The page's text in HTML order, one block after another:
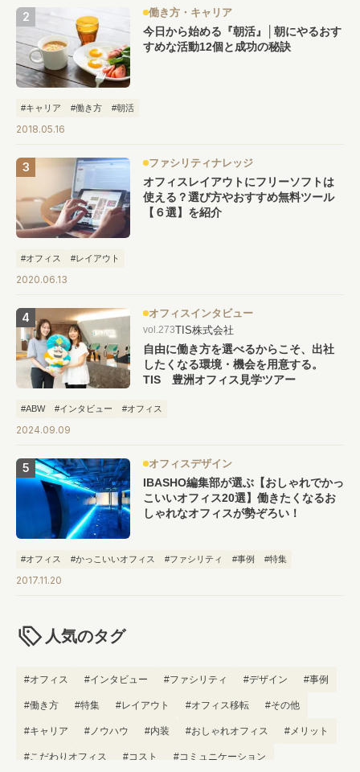
働き方・キャリア
今日から始める『朝活』│朝にやるおす
すめな活動12個と成功の秘訣
#キャリア #働き方 #朝活
2018.05.16
ファシリティナレッジ
オフィスレイアウトにフリーソフトは
使える？選び方やおすすめ無料ツール
【６選】を紹介
#オフィス #レイアウト
2020.06.13
オフィスインタビュー
vol.273TIS株式会社
自由に働き方を選べるからこそ、出社
したくなる環境・機会を用意する。
TIS 豊洲オフィス見学ツアー
#ABW #インタビュー #オフィス
2024.09.09
オフィスデザイン
IBASHO編集部が選ぶ【おしゃれでかっ
こいいオフィス20選】働きたくなるお
しゃれなオフィスが勢ぞろい！
#オフィス #かっこいいオフィス #ファシリティ #事例 #特集
2017.11.20
人気のタグ
#オフィス #インタビュー #ファシリティ #デザイン #事例
#働き方 #特集 #レイアウト #オフィス移転 #その他
#キャリア #ノウハウ #内装 #おしゃれオフィス #メリット
#こだわりオフィス #コスト #コミュニケーション